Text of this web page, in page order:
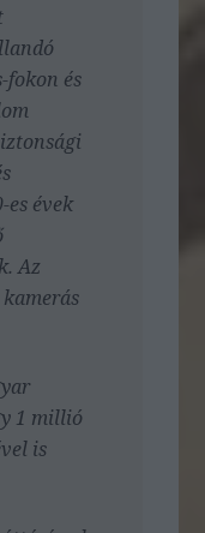
fokon és
es évek
Az
1 millió
is